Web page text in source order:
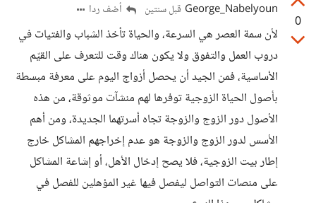
0
George_Nabelyoun قبل سنتين أضف ردا
لأن سمة العصر هي السرعة، والحياة تأخذ الشباب والفتيات في
دروب العمل والتفوق ولا يكون هناك وقت للتعرف على القيّم
الأساسية، فمن الجيد أن يحصل أزواج اليوم على معرفة مبسطة
بأصول الحياة الزوجية توفرها لهم منشآت موثوقة، من هذه
الأصول دور الزوج والزوجة تجاه أسرتهما الجديدة، ومن أهم
الأسس لدور الزوج والزوجة هو عدم إخراجهم المشاكل خارج
إطار بيت الزوجية، فلا يصح إدخال الأهل، أو إشاعة المشاكل
على منصات التواصل ليفصل فيها غير المؤهلين للفصل في